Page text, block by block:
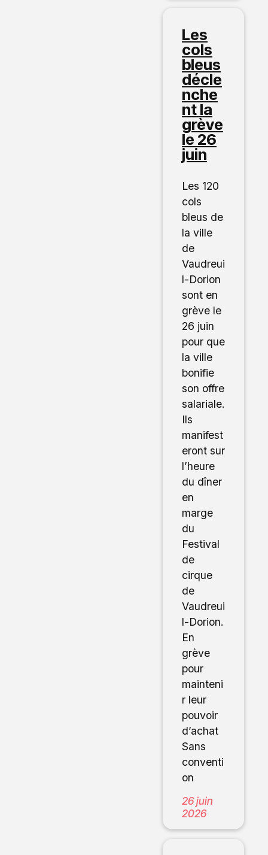
Les
cols
bleus
décle
nche
nt la
grève
le 26
juin
Les 120
cols
bleus de
la ville
de
Vaudreui
l-Dorion
sont en
grève le
26 juin
pour que
la ville
bonifie
son offre
salariale.
Ils
manifest
eront sur
l’heure
du dîner
en
marge
du
Festival
de
cirque
de
Vaudreui
l-Dorion.
En
grève
pour
mainteni
r leur
pouvoir
d’achat
Sans
conventi
on
26 juin
2026